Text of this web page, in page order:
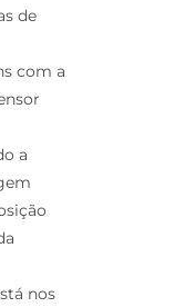
de
com a
a
nos